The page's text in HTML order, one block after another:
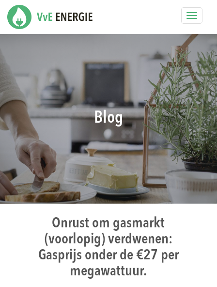
Toggle
Blog
Onrust om gasmarkt
(voorlopig) verdwenen:
Gasprijs onder de €27 per
megawattuur.